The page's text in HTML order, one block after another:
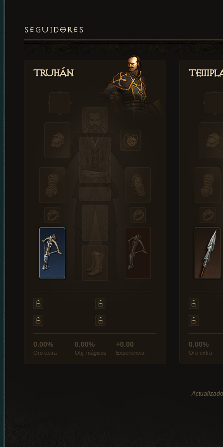
SEGUIDORES
Truhán
0.00%
Oro extra
0.00%
Obj. mágicos
+0.00
Experiencia
0.00%
Oro extra